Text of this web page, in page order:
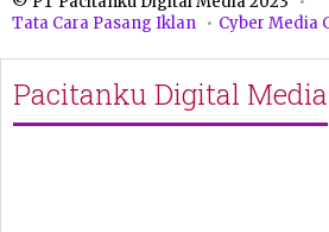
Tata Cara Pasang Iklan
Cyber Media
Pacitanku Digital Media